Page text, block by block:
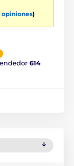
opiniones)
614